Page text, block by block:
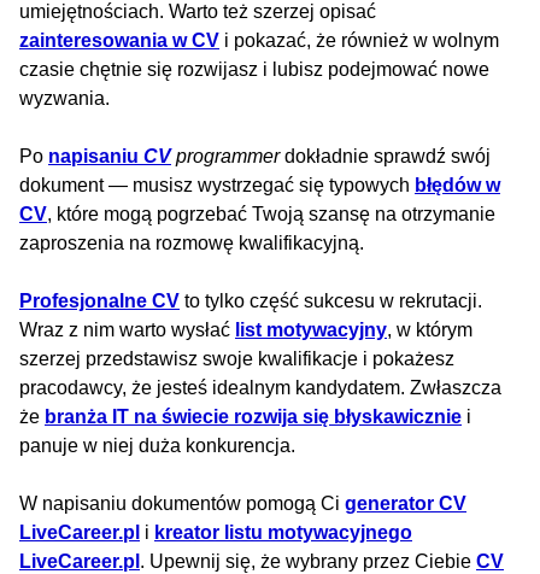
umiejętnościach. Warto też szerzej opisać
zainteresowania w CV i pokazać, że również w wolnym
czasie chętnie się rozwijasz i lubisz podejmować nowe
wyzwania.
Po napisaniu CV programmerdokładnie sprawdź swój
dokument — musisz wystrzegać się typowych błędów w
CV, które mogą pogrzebać Twoją szansę na otrzymanie
zaproszenia na rozmowę kwalifikacyjną.
Profesjonalne CV to tylko część sukcesu w rekrutacji.
Wraz z nim warto wysłać list motywacyjny, w którym
szerzej przedstawisz swoje kwalifikacje i pokażesz
pracodawcy, że jesteś idealnym kandydatem. Zwłaszcza
że branża IT na świecie rozwija się błyskawicznie i
panuje w niej duża konkurencja.
W napisaniu dokumentów pomogą Ci generator CV
LiveCareer.pl i kreator listu motywacyjnego
LiveCareer.pl . Upewnij się, że wybrany przez Ciebie CV